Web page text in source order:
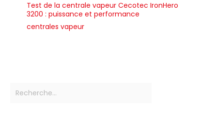
Test de la centrale vapeur Cecotec IronHero
3200 : puissance et performance
centrales vapeur